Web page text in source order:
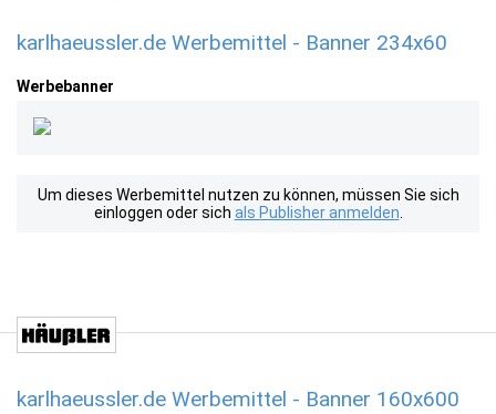
karlhaeussler.de Werbemittel - Banner 234x60
Werbebanner
Um dieses Werbemittel nutzen zu können, müssen Sie sich
einloggen oder sich als Publisher anmelden
karlhaeussler.de Werbemittel - Banner 160x600